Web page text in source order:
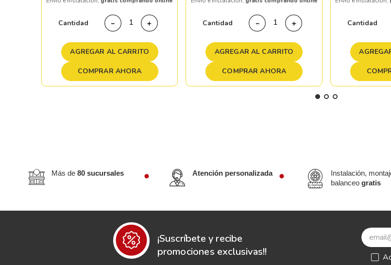
Cantidad ＋
－
AGREGAR AL CARRITO
COMPRAR AHORA
Cantidad ＋
－
AGREGAR AL CARRITO
COMPRAR AHORA
Cantidad
Más de 80 sucursales Atención personalizada
Instalación,
balanceogratis
¡Suscríbete y recibe
promociones exclusivas!!